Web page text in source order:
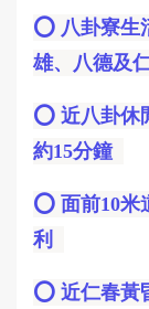
⭕️ 八卦寮生
雄、八德及
⭕️ 近八卦休
約15分鐘
⭕️ 面前10米
利
⭕️ 近仁春黃